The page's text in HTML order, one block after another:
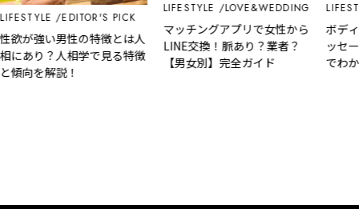
EDITOR'S PICK
強い男性の特徴とは人
り？人相学で見る特徴
を解説！
LIFESTYLE LOVE&WEDDING
マッチングアプリで女性から
LINE交換！脈あり？業者？
【男女別】完全ガイド
LIFESTYLE
ボディタッ
ッセージ！
でわかる